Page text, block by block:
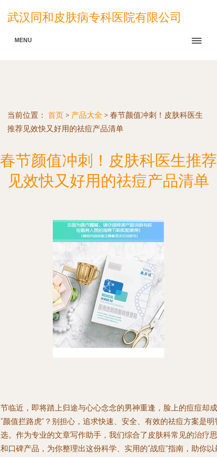
武汉同和皮肤病专科医院有限公司
MENU
当前位置： 首页 > 产品大全 > 春节颜值冲刺！皮肤科医生
推荐见效快又好用的祛痘产品清单
春节颜值冲刺！皮肤科医生推荐
见效快又好用的祛痘产品清单
临近，即将踏上归途与心心念念的男神重逢，脸上的痘痘却成
颜值拦路虎”？别担心，追求快速、安全、有效的祛痘方案是明
。作为专业的文章写作助手，我们综合了皮肤科常见的治疗思
口碑产品，为你整理出这份科学、实用的“战痘”指南，助你以